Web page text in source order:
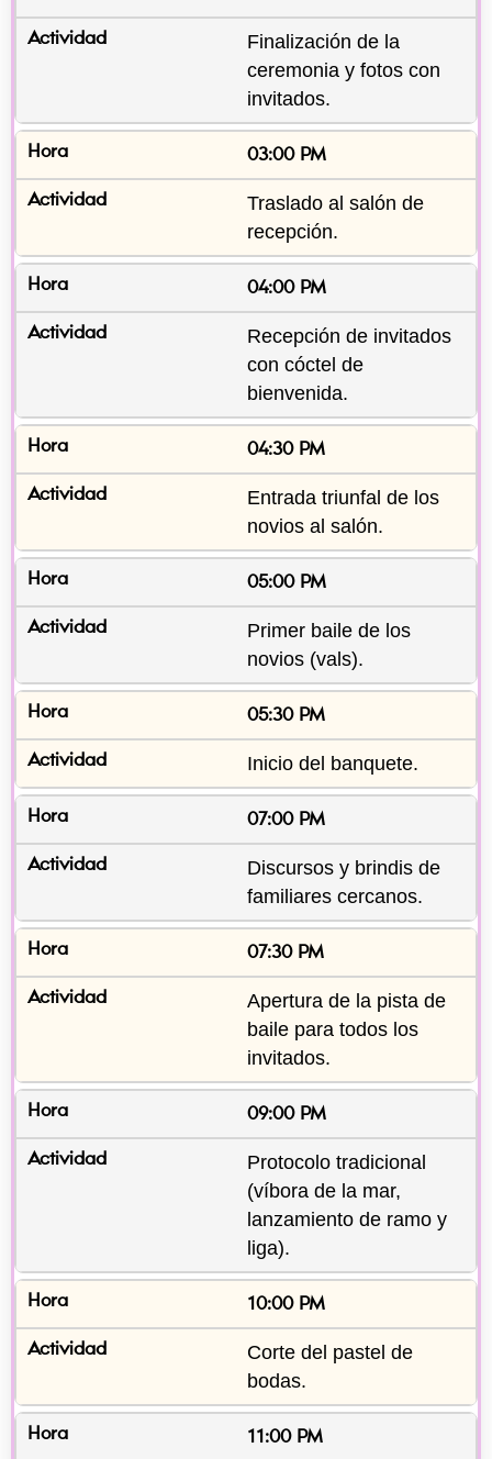
Finalización de la
ceremonia y fotos con
invitados.
03:00 PM
Traslado al salón de
recepción.
04:00 PM
Recepción de invitados
con cóctel de
bienvenida.
04:30 PM
Entrada triunfal de los
novios al salón.
05:00 PM
Primer baile de los
novios (vals).
05:30 PM
Inicio del banquete.
07:00 PM
Discursos y brindis de
familiares cercanos.
07:30 PM
Apertura de la pista de
baile para todos los
invitados.
09:00 PM
Protocolo tradicional
(víbora de la mar,
lanzamiento de ramo y
liga).
10:00 PM
Corte del pastel de
bodas.
11:00 PM